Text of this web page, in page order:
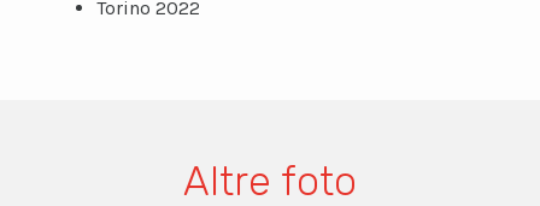
Torino 2022
Altre foto